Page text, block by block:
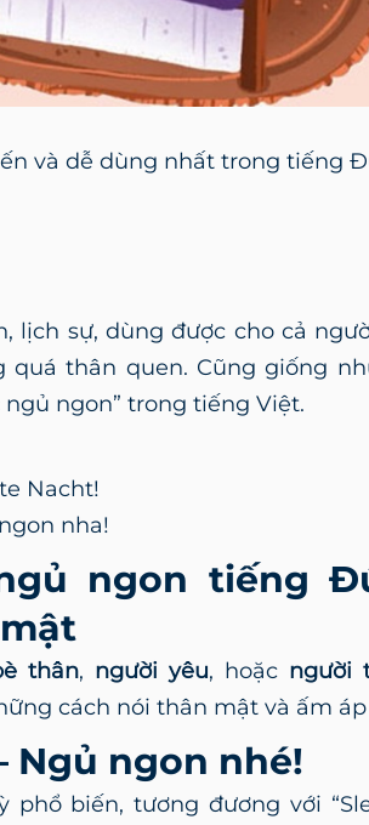
và dễ dùng nhất trong tiếng
lịch sự, dùng được cho cả
thân quen. Cũng giống
ngon” trong tiếng Việt.
Nacht!
nha!
ngon tiếng
thân, người yêu, hoặc người
cách nói thân mật và ấm áp
Ngủ ngon nhé!
biến, tương đương với